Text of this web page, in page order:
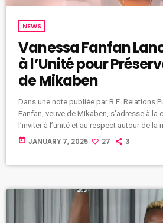
NEWS
Vanessa Fanfan
à l’Unité pour
de Mikaben
Dans une note publiée par B.E. Relations
Fanfan, veuve de Mikaben, s’adresse à la
l’inviter à l’unité et au respect autour de
époux, figure emblématique de la musique
today JANUARY 7, 2025 27 3